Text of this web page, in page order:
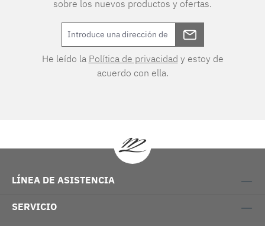
sobre los nuevos productos y ofertas.
He leído la Política de privacidad y estoy de
acuerdo con ella.
LÍNEA DE ASISTENCIA
SERVICIO